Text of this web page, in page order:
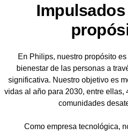
En Philips, nuestro propósito
bienestar de las personas a
significativa. Nuestro objetivo es
vidas al año para 2030, entre ellas,
comunidades
Como empresa tecnológica,